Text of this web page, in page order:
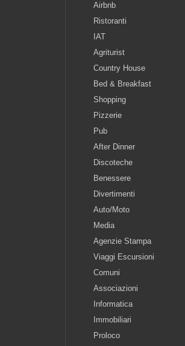
Airbnb
Ristoranti
IAT
Agriturist
Country House
Bed & Breakfast
Shopping
Pizzerie
Pub
After Dinner
Discoteche
Benessere
Divertimenti
Auto/Moto
Media
Agenzie Stampa
Viaggi Escursioni
Comuni
Associazioni
Informatica
Immobiliari
Proloco